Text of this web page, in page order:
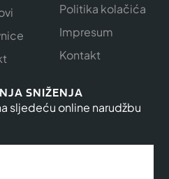
Politika kolačića
Impresum
Kontakt
SNIŽENJA
sljedeću online narudžbu